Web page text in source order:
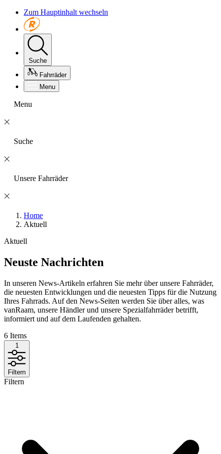
Zum Hauptinhalt wechseln
Suche
Fahrräder
Menu
Menu
Suche
Unsere Fahrräder
Home
Aktuell
Aktuell
Neuste Nachrichten
In unseren News-Artikeln erfahren Sie mehr über unsere Fahrräder,
die neuesten Entwicklungen und die neuesten Tipps für die Nutzung
Ihres Fahrrads. Auf den News-Seiten werden Sie über alles, was
vanRaam, unsere Händler und unsere Spezialfahrräder betrifft,
informiert und auf dem Laufenden gehalten.
6 Items
1
Filtern
Filtern